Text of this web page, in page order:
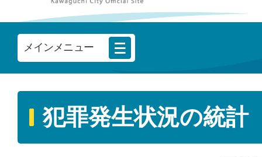
メインメニュー
犯罪発生状況の統計